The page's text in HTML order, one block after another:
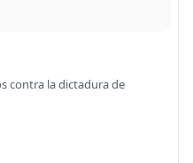
contra la dictadura de